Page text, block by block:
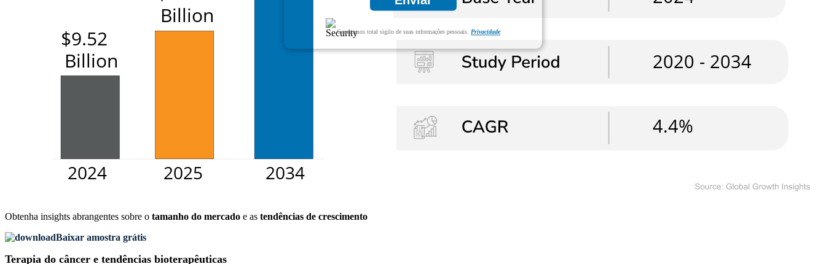
Garantimos total sigilo de suas informações pessoais. Privacidade
Obtenha insights abrangentes sobre o tamanho do mercado e as tendências de crescimento
Baixar amostra grátis
Terapia do câncer e tendências bioterapêuticas